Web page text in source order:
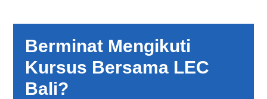
Berminat Mengikuti
Kursus Bersama LEC
Bali?